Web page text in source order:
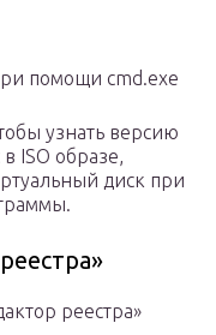
помощи cmd.exe
узнать версию
ISO образе,
диск при
реестра»